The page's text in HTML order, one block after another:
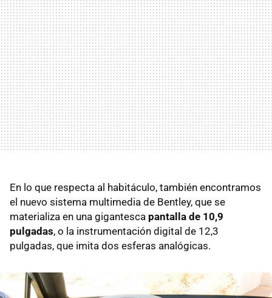
En lo que respecta al habitáculo, también encontramos
el nuevo sistema multimedia de Bentley, que se
materializa en una gigantesca pantalla de 10,9
pulgadas, o la instrumentación digital de 12,3
pulgadas, que imita dos esferas analógicas.